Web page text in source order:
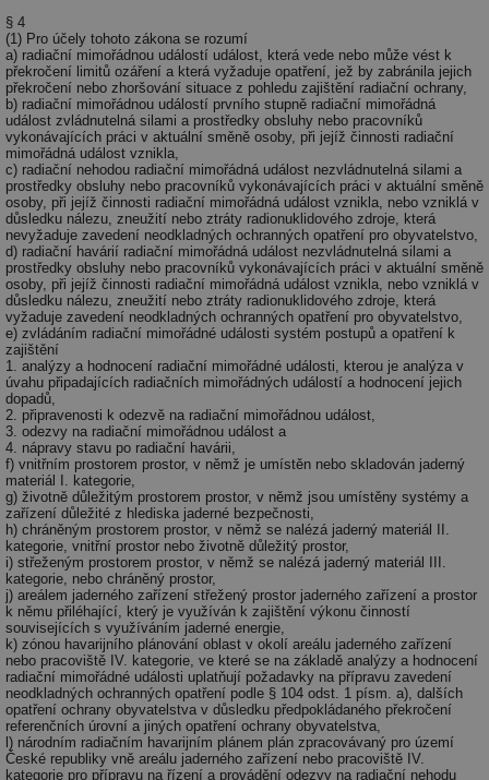
§ 4
(1) Pro účely tohoto zákona se rozumí
a) radiační mimořádnou událostí událost, která vede nebo může vést k
překročení limitů ozáření a která vyžaduje opatření, jež by zabránila jejich
překročení nebo zhoršování situace z pohledu zajištění radiační ochrany,
b) radiační mimořádnou událostí prvního stupně radiační mimořádná
událost zvládnutelná silami a prostředky obsluhy nebo pracovníků
vykonávajících práci v aktuální směně osoby, při jejíž činnosti radiační
mimořádná událost vznikla,
c) radiační nehodou radiační mimořádná událost nezvládnutelná silami a
prostředky obsluhy nebo pracovníků vykonávajících práci v aktuální směně
osoby, při jejíž činnosti radiační mimořádná událost vznikla, nebo vzniklá v
důsledku nálezu, zneužití nebo ztráty radionuklidového zdroje, která
nevyžaduje zavedení neodkladných ochranných opatření pro obyvatelstvo,
d) radiační havárií radiační mimořádná událost nezvládnutelná silami a
prostředky obsluhy nebo pracovníků vykonávajících práci v aktuální směně
osoby, při jejíž činnosti radiační mimořádná událost vznikla, nebo vzniklá v
důsledku nálezu, zneužití nebo ztráty radionuklidového zdroje, která
vyžaduje zavedení neodkladných ochranných opatření pro obyvatelstvo,
e) zvládáním radiační mimořádné události systém postupů a opatření k
zajištění
1. analýzy a hodnocení radiační mimořádné události, kterou je analýza v
úvahu připadajících radiačních mimořádných událostí a hodnocení jejich
dopadů,
2. připravenosti k odezvě na radiační mimořádnou událost,
3. odezvy na radiační mimořádnou událost a
4. nápravy stavu po radiační havárii,
f) vnitřním prostorem prostor, v němž je umístěn nebo skladován jaderný
materiál I. kategorie,
g) životně důležitým prostorem prostor, v němž jsou umístěny systémy a
zařízení důležité z hlediska jaderné bezpečnosti,
h) chráněným prostorem prostor, v němž se nalézá jaderný materiál II.
kategorie, vnitřní prostor nebo životně důležitý prostor,
i) střeženým prostorem prostor, v němž se nalézá jaderný materiál III.
kategorie, nebo chráněný prostor,
j) areálem jaderného zařízení střežený prostor jaderného zařízení a prostor
k němu přiléhající, který je využíván k zajištění výkonu činností
souvisejících s využíváním jaderné energie,
k) zónou havarijního plánování oblast v okolí areálu jaderného zařízení
nebo pracoviště IV. kategorie, ve které se na základě analýzy a hodnocení
radiační mimořádné události uplatňují požadavky na přípravu zavedení
neodkladných ochranných opatření podle § 104 odst. 1 písm. a), dalších
opatření ochrany obyvatelstva v důsledku předpokládaného překročení
referenčních úrovní a jiných opatření ochrany obyvatelstva,
l) národním radiačním havarijním plánem plán zpracovávaný pro území
České republiky vně areálu jaderného zařízení nebo pracoviště IV.
kategorie pro přípravu na řízení a provádění odezvy na radiační nehodu